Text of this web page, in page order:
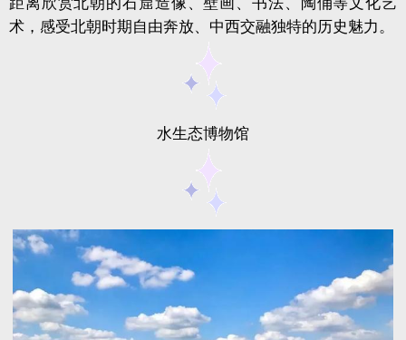
术，感受北朝时期自由奔放、中西交融独特的历史魅力。
水生态博物馆